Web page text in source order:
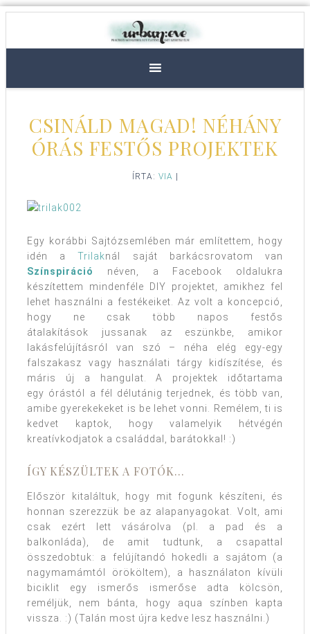
CSINÁLD MAGAD! NÉHÁNY
ÓRÁS FESTŐS PROJEKTEK
ÍRTA: VIA
Egy korábbi Sajtózsemlében már említettem, hogy
idén aTrilaknál saját barkácsrovatom van
Színspiráció
néven, a Facebook oldalukra
készítettem mindenféle DIY projektet, amikhez fel
lehet használni a festékeiket. Az volt a koncepció,
hogy ne csak több napos festős
átalakítások jussanak az eszünkbe, amikor
lakásfelújításról van szó – néha elég egy-egy
falszakasz vagy használati tárgy kidíszítése, és
máris új a hangulat. A projektek időtartama
egy órástól a fél délutánig terjednek, és több van,
amibe gyerekekeket is be lehet vonni. Remélem, ti is
kedvet kaptok, hogy valamelyik hétvégén
kreatívkodjatok a családdal, barátokkal! :)
ÍGY KÉSZÜLTEK A FOTÓK…
Először kitaláltuk, hogy mit fogunk készíteni, és
honnan szerezzük be az alapanyagokat. Volt, ami
csak ezért lett vásárolva (pl. a pad és a
balkonláda), de amit tudtunk, a csapattal
összedobtuk: a felújítandó hokedli a sajátom (a
nagymamámtól örököltem), a használaton kívüli
biciklit egy ismerős ismerőse adta kölcsön,
reméljük, nem bánta, hogy aqua színben kapta
vissza. :) (Talán most újra kedve lesz használni.)